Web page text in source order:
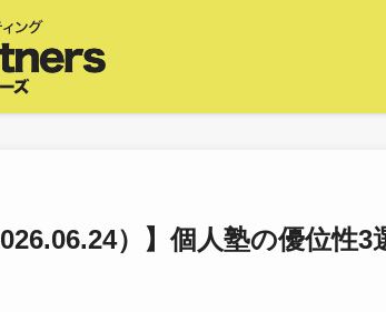
）】個人塾の優位性3